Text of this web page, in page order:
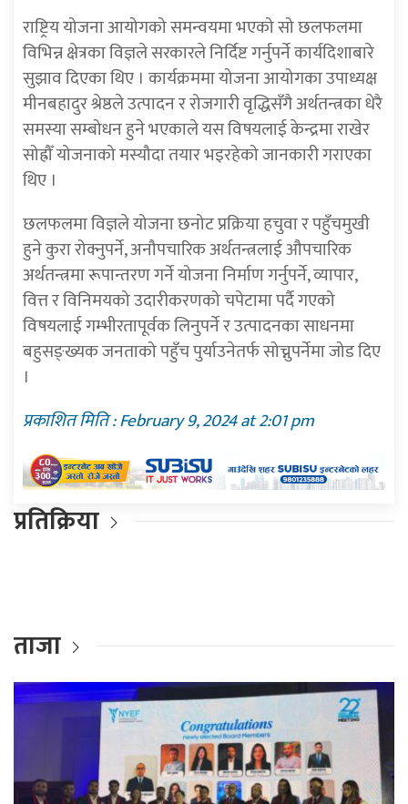
राष्ट्रिय योजना आयोगको समन्वयमा भएको सो छलफलमा
विभिन्न क्षेत्रका विज्ञले सरकारले निर्दिष्ट गर्नुपर्ने कार्यदिशाबारे
सुझाव दिएका थिए । कार्यक्रममा योजना आयोगका उपाध्यक्ष
मीनबहादुर श्रेष्ठले उत्पादन र रोजगारी वृद्धिसँगै अर्थतन्त्रका धेरै
समस्या सम्बोधन हुने भएकाले यस विषयलाई केन्द्रमा राखेर
सोह्रौँ योजनाको मस्यौदा तयार भइरहेको जानकारी गराएका
थिए ।
छलफलमा विज्ञले योजना छनोट प्रक्रिया हचुवा र पहुँचमुखी
हुने कुरा रोक्नुपर्ने, अनौपचारिक अर्थतन्त्रलाई औपचारिक
अर्थतन्त्रमा रूपान्तरण गर्ने योजना निर्माण गर्नुपर्ने, व्यापार,
वित्त र विनिमयको उदारीकरणको चपेटामा पर्दै गएको
विषयलाई गम्भीरतापूर्वक लिनुपर्ने र उत्पादनका साधनमा
बहुसङ्ख्यक जनताको पहुँच पुर्याउनेतर्फ सोच्नुपर्नेमा जोड दिए
।
प्रकाशित मिति : February 9, 2024 at 2:01 pm
प्रतिक्रिया
ताजा